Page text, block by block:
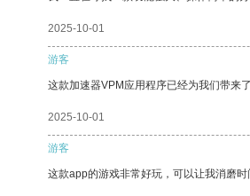
2025-10-01
游客
这款加速器VPM应用程序已经为我们带来
2025-10-01
游客
这款app的游戏非常好玩，可以让我消磨时